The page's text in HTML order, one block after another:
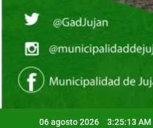
06 agosto 2026 3:25:14 AM